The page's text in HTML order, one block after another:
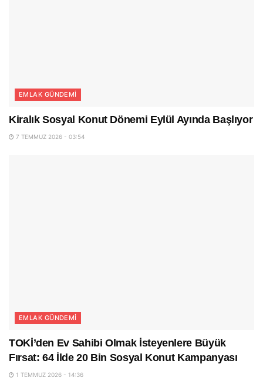
EMLAK GÜNDEMI
Kiralık Sosyal Konut Dönemi Eylül Ayında Başlıyor
7 TEMMUZ 2026 - 03:54
EMLAK GÜNDEMI
TOKİ’den Ev Sahibi Olmak İsteyenlere Büyük
Fırsat: 64 İlde 20 Bin Sosyal Konut Kampanyası
1 TEMMUZ 2026 - 14:36